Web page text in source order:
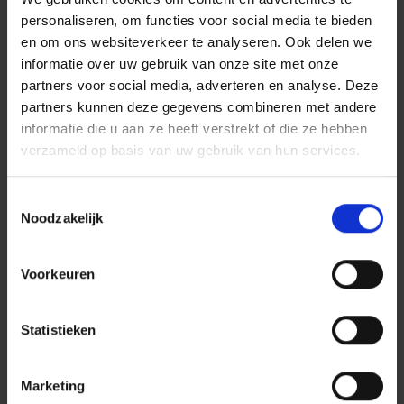
personaliseren, om functies voor social media te bieden
en om ons websiteverkeer te analyseren. Ook delen we
informatie over uw gebruik van onze site met onze
partners voor social media, adverteren en analyse. Deze
partners kunnen deze gegevens combineren met andere
informatie die u aan ze heeft verstrekt of die ze hebben
verzameld op basis van uw gebruik van hun services.
Noodzakelijk
Voorkeuren
Statistieken
Marketing
Tellen mee voor deze challenge: ritten die aan
deze voorwaarden voldoen.
Het winnende team is het team dat op het
einde van de wedstrijd de meeste kilometers
reed met de beste rijstijlscore
De prijzen zijn Fnac-vouchers:
1 voucher ter waarde van 150€